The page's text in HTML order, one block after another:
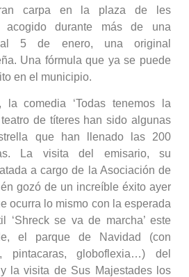
carpa en la plaza de les
acogido durante más de una
5 de enero, una original
Una fórmula que ya se puede
en el municipio.
comedia ‘Todas tenemos la
de títeres han sido algunas
que han llenado las 200
La visita del emisario, su
a cargo de la Asociación de
gozó de un increíble éxito ayer
ocurra lo mismo con la esperada
‘Shreck se va de marcha’ este
el parque de Navidad (con
pintacaras, globoflexia…) del
la visita de Sus Majestades los